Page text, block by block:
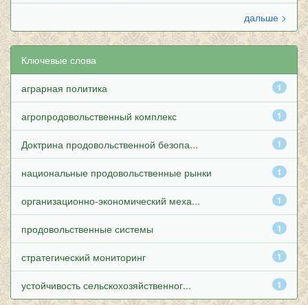
дальше >
Ключевые слова
1
аграрная политика
1
агропродовольственный комплекс
1
Доктрина продовольственной безопа...
1
национальные продовольственные рынки
1
организационно-экономический меха...
1
продовольственные системы
1
стратегический мониторинг
1
устойчивость сельскохозяйственног...